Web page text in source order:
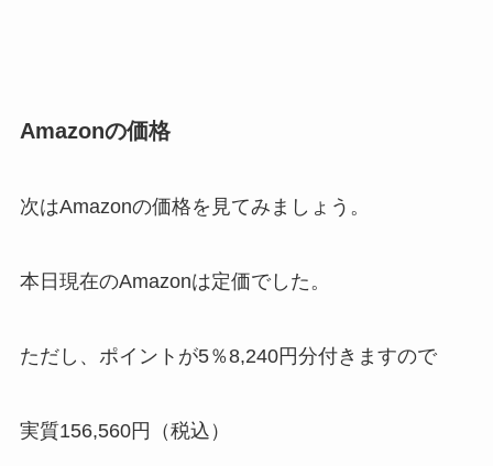
Amazonの価格
次はAmazonの価格を見てみましょう。
本日現在のAmazonは定価でした。
ただし、ポイントが5％8,240円分付きますので
実質156,560円（税込）